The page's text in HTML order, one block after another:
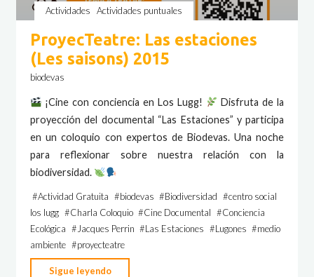
Actividades Actividades puntuales
ProyecTeatre: Las estaciones
(Les saisons) 2015
biodevas
¡Cine con conciencia en Los Lugg!
Disfruta de la
proyección del documental “Las Estaciones” y participa
en un coloquio con expertos de Biodevas. Una noche
para reflexionar sobre nuestra relación con la
biodiversidad.
#Actividad Gratuita #biodevas #Biodiversidad #centro social
los lugg #Charla Coloquio #Cine Documental #Conciencia
Ecológica # Jacques Perrin #Las Estaciones #Lugones #medio
ambiente #proyecteatre
Sigue leyendo